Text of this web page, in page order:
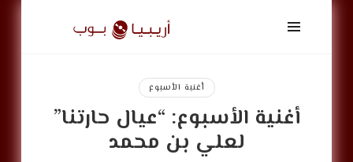
أريبيا
بوب
ArabiaPopأغنية الأسبوع
أغنية الأسبوع: “عيال حارتنا”
لعلي بن محمد